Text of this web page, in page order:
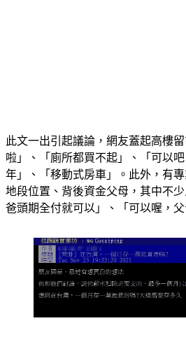
此文一出引起議論，網友蓋起高樓
啦」、「廁所都買不起」、「可以
年」、「移動式房車」。此外，有
地段位置 、 背後資金父母 ，其中不
爸頭期全付就可以」、「可以喔，父